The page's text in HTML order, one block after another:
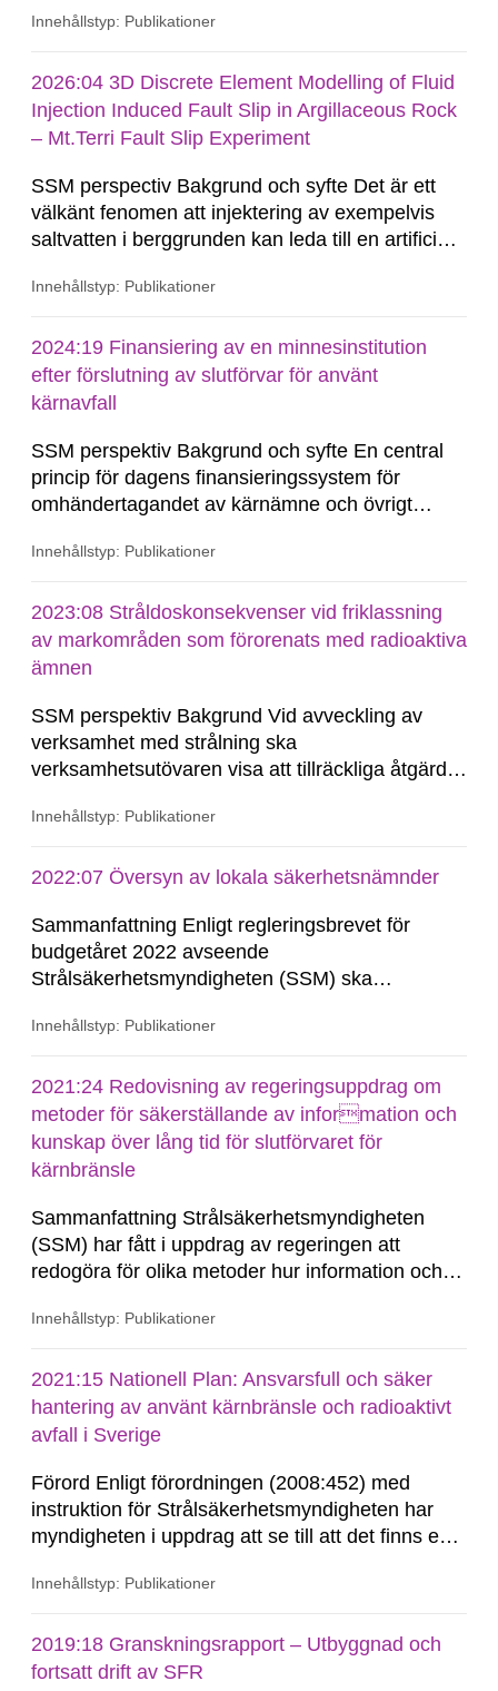
expansion av berget kring förvaret, vilket kan
Närfälts-effekter kan innebära termiskt inducerad
glidning längs...
Innehållstyp: Publikationer
2026:04 3D Discrete Element Modelling of Fluid
Injection Induced Fault Slip in Argillaceous Rock
– Mt.Terri Fault Slip Experiment
SSM perspectiv Bakgrund och syfte Det är ett
välkänt fenomen att injektering av exempelvis
saltvatten i berggrunden kan leda till en artificiell
jordbävningar (Walsh och Zoback 2015, med
även förekomma naturligt, till exempel till följd av
de...
Innehållstyp: Publikationer
2024:19 Finansiering av en minnesinstitution
efter förslutning av slutförvar för använt
kärnavfall
SSM perspektiv Bakgrund och syfte En central
princip för dagens finansieringssystem för
omhändertagandet av kärnämne och övrigt
avveckling av kärnkraftverk är
finansieringssystem som grundas på en avgift
per levererad kilowattimme till den s.k.
Kärnavfallsfonden. I tillägg...
Innehållstyp: Publikationer
2023:08 Stråldoskonsekvenser vid friklassning
av markområden som förorenats med radioaktiva
ämnen
SSM perspektiv Bakgrund Vid avveckling av
verksamhet med strålning ska
verksamhetsutövaren visa att tillräckliga åtgärder
angränsande markytor som kan ha förorenats
därvid vilka eventuella kvarvarande
Innehållstyp: Publikationer
2022:07 Översyn av lokala säkerhetsnämnder
Sammanfattning Enligt regleringsbrevet för
budgetåret 2022 avseende
Strålsäkerhetsmyndigheten (SSM) ska
lokala säkerhetsnämnderna samt föreslå
förordningen (2007:1054) med instruktion för
lokala säkerhetsnämnder vid...
Innehållstyp: Publikationer
2021:24 Redovisning av regeringsuppdrag om
metoder för säkerställande av information och
kunskap över lång tid för slutförvaret för
kärnbränsle
Sammanfattning Strålsäkerhetsmyndigheten
(SSM) har fått i uppdrag av regeringen att
redogöra för olika metoder hur information och
säkerställas över lång tid. SSM har valt att inte
utan redovisningen gäller all geologisk...
Innehållstyp: Publikationer
2021:15 Nationell Plan: Ansvarsfull och säker
hantering av använt kärnbränsle och radioaktivt
avfall i Sverige
Förord Enligt förordningen (2008:452) med
instruktion för Strålsäkerhetsmyndigheten har
myndigheten i uppdrag att se till att det finns en
kärnämne som inte är avsett att användas på
Planen ska innehålla den redovisning som är
nödvändig...
Innehållstyp: Publikationer
2019:18 Granskningsrapport – Utbyggnad och
fortsatt drift av SFR